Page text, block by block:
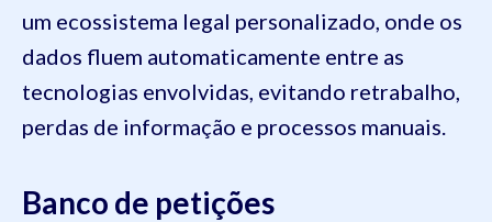
um ecossistema legal personalizado, onde os
dados fluem automaticamente entre as
tecnologias envolvidas, evitando retrabalho,
perdas de informação e processos manuais.
Banco de petições